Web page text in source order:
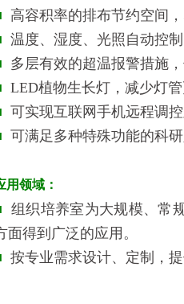
高容积率的排布节约空间
温度、湿度、光照自动控
多层有效的超温报警措施
LED植物生长灯，减少灯管
可实现互联网手机远程调
可满足多种特殊功能的科研
用领域：
组织培养室为大规模、常
面得到广泛的应用。
按专业需求设计、定制，